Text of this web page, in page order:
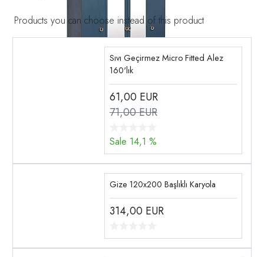
Products you can choose instead of this product
Sıvı Geçirmez Micro Fitted Alez
160'lık
61,00 EUR
71,00 EUR
Sale 14,1 %
Gize 120x200 Başlıklı Karyola
314,00 EUR